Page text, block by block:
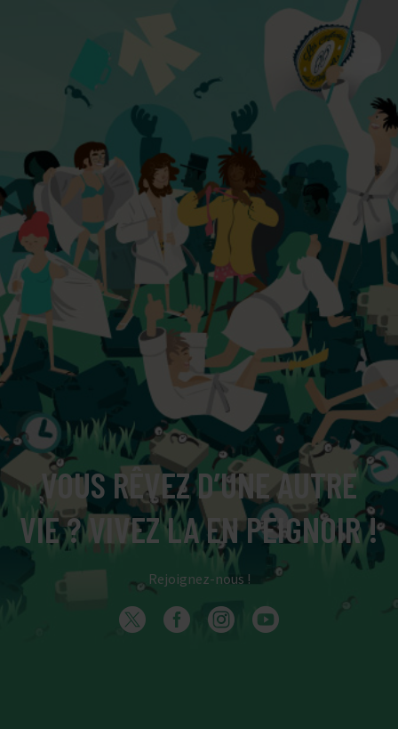
VOUS RÊVEZ D’UNE AUTRE
VIE ? VIVEZ LA EN PEIGNOIR !
Rejoignez-nous !